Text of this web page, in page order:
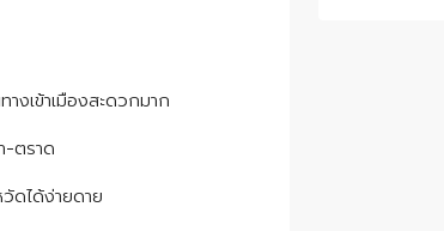
งเข้าเมืองสะดวกมาก
-ตราด
ดได้ง่ายดาย